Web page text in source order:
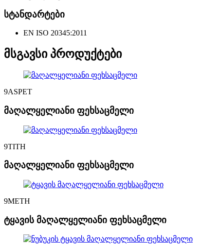
სტანდარტები
EN ISO 20345:2011
მსგავსი პროდუქტები
9ASPET
მაღალყელიანი ფეხსაცმელი
9TITH
მაღალყელიანი ფეხსაცმელი
9METH
ტყავის მაღალყელიანი ფეხსაცმელი